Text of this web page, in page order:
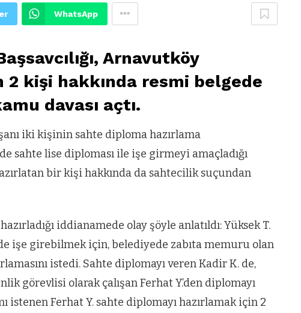
WhatsApp
Arnavutköy
2 kişi hakkında resmi belgede
davası açtı.
iki kişinin sahte diploma hazırlama
sahte lise diploması ile işe girmeyi amaçladığı
bir kişi hakkında da sahtecilik suçundan
iddianamede olay şöyle anlatıldı: Yüksek T.
işe girebilmek için, belediyede zabıta memuru olan
istedi. Sahte diplomayı veren Kadir K. de,
görevlisi olarak çalışan Ferhat Y.’den diplomayı
istenen Ferhat Y. sahte diplomayı hazırlamak için 2